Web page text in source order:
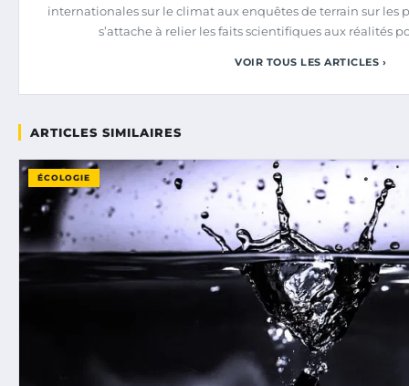
internationales sur le climat aux enquêtes de terrain sur les
s’attache à relier les faits scientifiques aux réalités
VOIR TOUS LES ARTICLES ›
ARTICLES SIMILAIRES
ÉCOLOGIE